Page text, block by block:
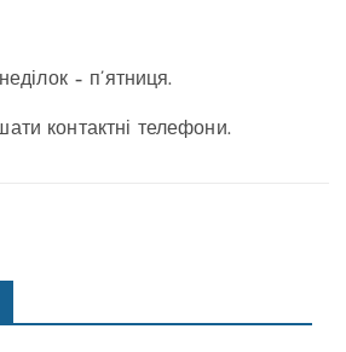
– п’ятниця.
контактні телефони.